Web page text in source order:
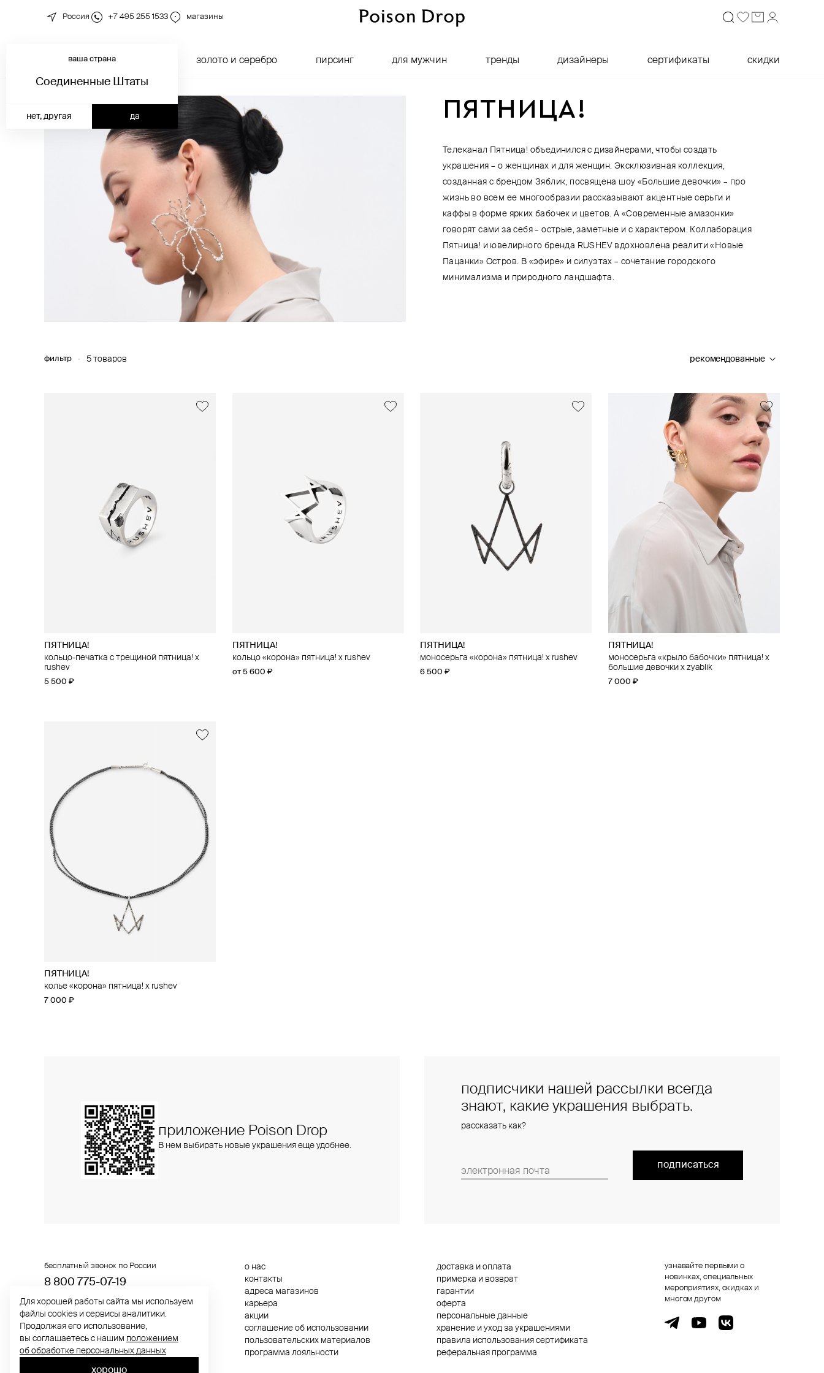
Россия +7 495 255 1533 магазины
новинки золото и серебро пирсинг для мужчин тренды дизайнеры сертификаты скидки
ваша страна
Соединенные Штаты
да
нет, другая ПЯТНИЦА!
Телеканал Пятница! объединился с дизайнерами, чтобы создать
украшения – о женщинах и для женщин. Эксклюзивная коллекция,
созданная с брендом Зяблик, посвящена шоу «Большие девочки» – про
жизнь во всем ее многообразии рассказывают акцентные серьги и
каффы в форме ярких бабочек и цветов. А «Современные амазонки»
говорят сами за себя – острые, заметные и с характером. Коллаборация
Пятница! и ювелирного бренда RUSHEV вдохновлена реалити «Новые
Пацанки» Остров. В «эфире» и силуэтах – сочетание городского
минимализма и природного ландшафта.
фильтр 5 товаров рекомендованные
ПЯТНИЦА!
кольцо-печатка с трещиной пятница! x
rushev
5 500 ₽
ПЯТНИЦА!
кольцо «корона» пятница! x rushev
от 5 600 ₽
ПЯТНИЦА!
моносерьга «корона» пятница! x rushev
6 500 ₽
ПЯТНИЦА!
моносерьга «крыло бабочки» пятница! x
большие девочки x zyablik
7 000 ₽
ПЯТНИЦА!
колье «корона» пятница! x rushev
7 000 ₽
подписчики нашей рассылки всегда
знают, какие украшения выбрать.
рассказать как?
подписаться
приложение Poison Drop
В нем выбирать новые украшения еще удобнее.
о нас
контакты
адреса магазинов
карьера
акции
cоглашение об использовании
пользовательских материалов
программа лояльности
доставка и оплата
примерка и возврат
гарантии
оферта
персональные данные
хранение и уход за украшениями
правила использования сертификата
реферальная программа
бесплатный звонок по России
8 800 775⁠-07⁠-19
© 2013-2026 ООО «Пойзон Дроп».
все права защищены.
узнавайте первыми о
новинках, специальных
мероприятиях, скидках и
многом другом
Для хорошей работы сайта мы используем
файлы cookies и сервисы аналитики.
Продолжая его использование,
вы соглашаетесь с нашим положением
об обработке персональных данных
хорошо